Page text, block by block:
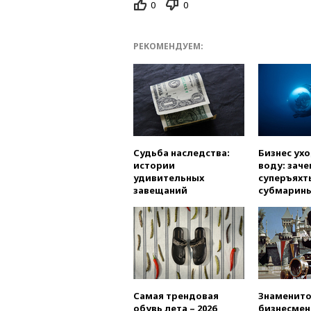
0 0
РЕКОМЕНДУЕМ:
Судьба наследства:
истории
удивительных
завещаний
Бизнес
воду:
Самая трендовая
обувь лета – 2026